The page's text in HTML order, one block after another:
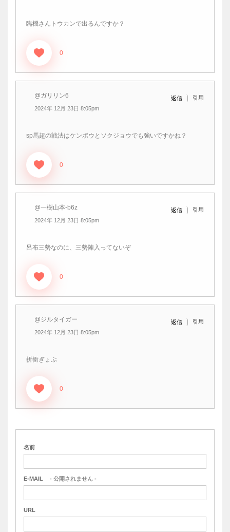
臨機さんトウカンで出るんですか？
0
@ガリリン6
2024年 12月 23日 8:05pm
返信 引用
sp馬超の戦法はケンポウとソクジョウでも強いですかね？
0
@一樹山本-b6z
2024年 12月 23日 8:05pm
返信 引用
呂布三勢なのに、三勢陣入ってないぞ
0
@ジルタイガー
2024年 12月 23日 8:05pm
返信 引用
折衝ぎょぶ
0
名前
E-MAIL - 公開されません -
URL